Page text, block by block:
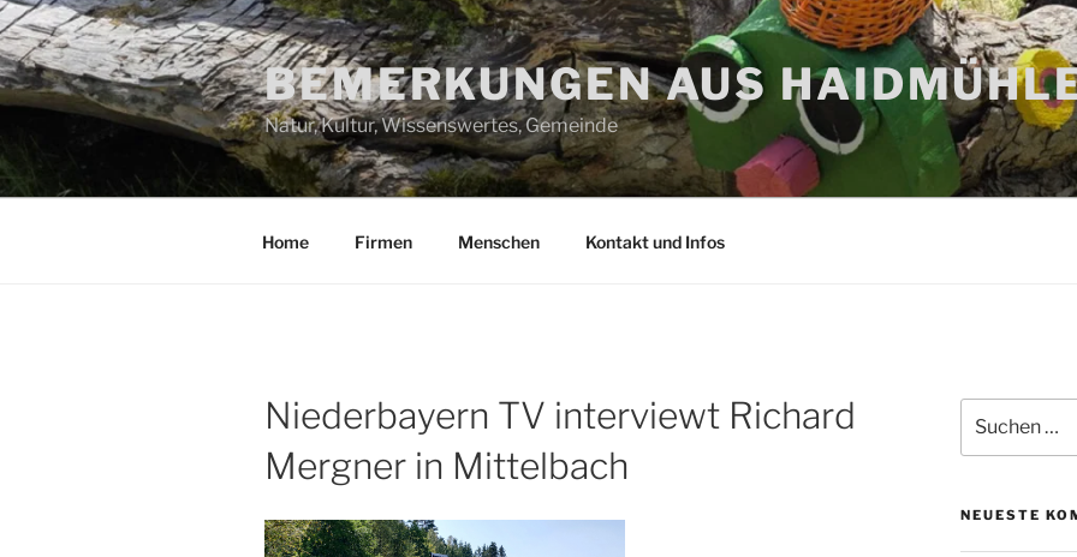
Zum
Inhalt
springen
BEMERKUNGEN AUS
Natur, Kultur, Wissenswertes, Gemeinde
Home Firmen Menschen Kontakt und Infos
Niederbayern TV interviewt Richard
Mergner in Mittelbach
nach:
NEUESTE